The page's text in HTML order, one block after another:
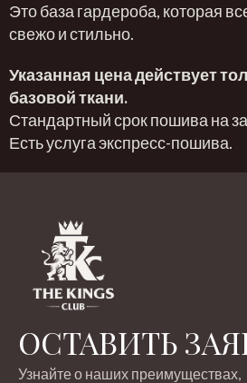
Это база гардероба, которая
свежо и стильно.
Указанная цена действует
базовой ткани.
Стандартный срок пошива на
Есть услуга экспресс-пошива.
ОСТАВИТЬ
Узнайте о наших преимуществах,